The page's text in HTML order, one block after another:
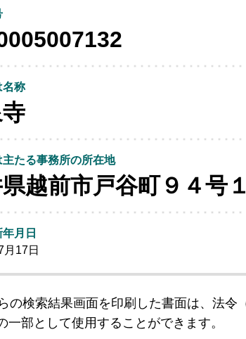
名称
主たる事務所の所在地
越前市戸谷町９４号
月日
月17日
の検索結果画面を印刷した書面は、法
一部として使用することができます。